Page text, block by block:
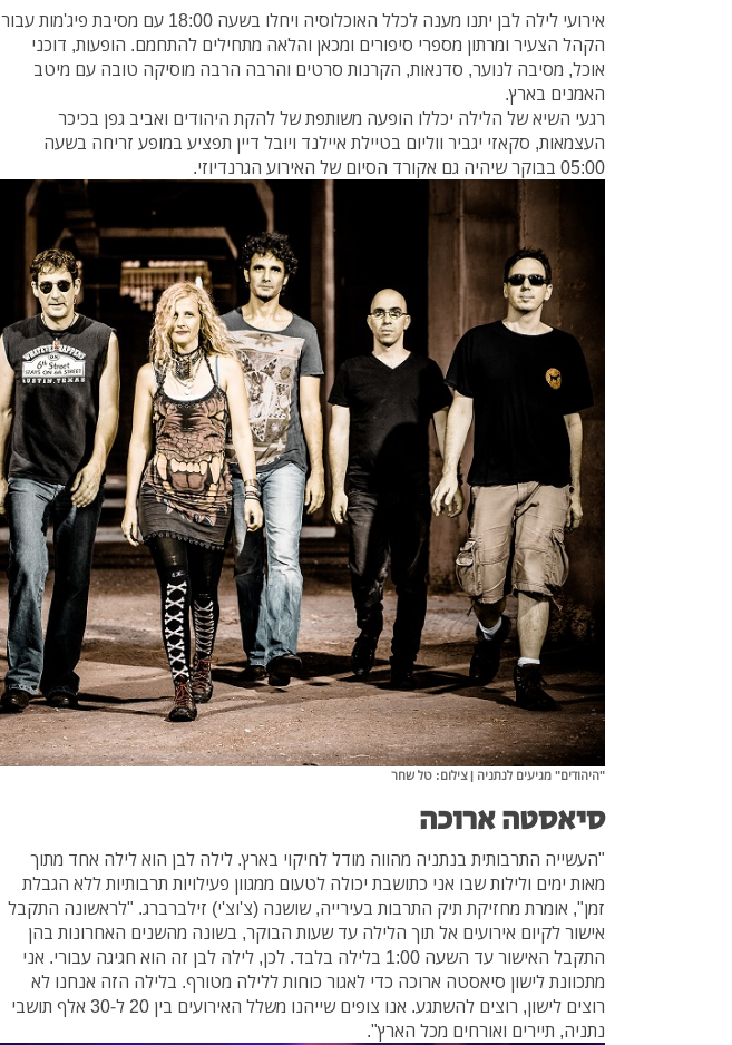
אירועי לילה לבן יתנו מענה לכלל האוכלוסיה ויחלו בשעה 18:00 עם מסיבת פיג'מות עבור
הקהל הצעיר ומרתון מספרי סיפורים ומכאן והלאה מתחילים להתחמם. הופעות, דוכני
אוכל, מסיבה לנוער, סדנאות, הקרנות סרטים והרבה הרבה מוסיקה טובה עם מיטב
האמנים בארץ.
רגעי השיא של הלילה יכללו הופעה משותפת של להקת היהודים ואביב גפן בכיכר
העצמאות, סקאזי יגביר ווליום בטיילת איילנד ויובל דיין תפציע במופע זריחה בשעה
05:00 בבוקר שיהיה גם אקורד הסיום של האירוע הגרנדיוזי.
"היהודים" מגיעים לנתניה | צילום: טל שחר
סיאסטה ארוכה
"העשייה התרבותית בנתניה מהווה מודל לחיקוי בארץ. לילה לבן הוא לילה אחד מתוך
מאות ימים ולילות שבו אני כתושבת יכולה לטעום ממגוון פעילויות תרבותיות ללא הגבלת
זמן", אומרת מחזיקת תיק התרבות בעירייה, שושנה (צ'וצ'י) זילברברג. "לראשונה התקבל
אישור לקיום אירועים אל תוך הלילה עד שעות הבוקר, בשונה מהשנים האחרונות בהן
התקבל האישור עד השעה 1:00 בלילה בלבד. לכן, לילה לבן זה הוא חגיגה עבורי. אני
מתכוונת לישון סיאסטה ארוכה כדי לאגור כוחות ללילה מטורף. בלילה הזה אנחנו לא
רוצים לישון, רוצים להשתגע. אנו צופים שייהנו משלל האירועים בין 20 ל-30 אלף תושבי
נתניה, תיירים ואורחים מכל הארץ".